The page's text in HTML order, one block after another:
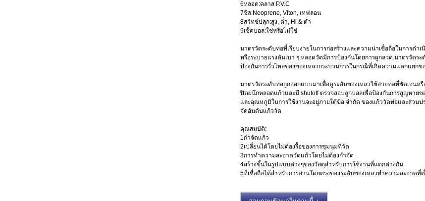
6หลอด:คลาส P.V.C
7ซีล:Neoprene, Vlton, เทฟลอน
8สวิทช์ปลุก:สูง, ต่ำ, Hi & ต่ำ
9เช็คบอล:ใช่หรือไม่ใช่
มาตรวัดระดับท่อที่เรียบง่ายในการก่อสร้างและความน่าเชื่อถือในการดำ
หรือระบายแรงดันเบา ๆ.หลอดวัดมีการป้องกันโดยการผูกลวด.มาตรวัดร
ป้องกันการรั่วไหลของของเหลวกระบวนการในกรณีที่เกิดความแตกแยกข
มาตรวัดระดับท่อถูกออกแบบมาเพื่อดูระดับของเหลวใช้สายท่อที่ชัดเจนห
ปิดผนึกหลอดแก้วและมี shutoff ตรวจสอบลูกบอลเพื่อป้องกันการสูญหาย
และอุณหภูมิในการใช้งานจะอยู่ภายใต้ข้อ จำกัด ของแก้ววัดท่อและส่วน
จัดอันดับแก้ววัด
คุณสมบัติ:
1กำจัดแก้ว
2เปลี่ยนได้โดยไม่ต้องรื้อของการชุมนุมที่วัด
3การทำความสะอาดวัดแก้วโดยไม่ต้องกำจัด
4สร้างขึ้นในรูปแบบต่างๆของวัสดุสำหรับการใช้งานที่แตกต่างกัน
5ที่เชื่อถือได้สำหรับการอ่านโดยตรงของระดับของเหลวทำความสะอาด